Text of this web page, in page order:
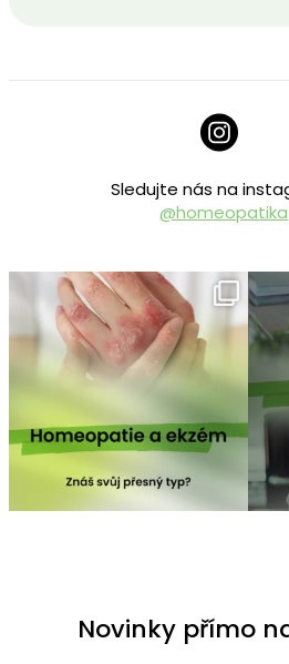
Sledujte nás na
@homeopatika
homeopatika.cz
Čvc 25
Novinky přímo